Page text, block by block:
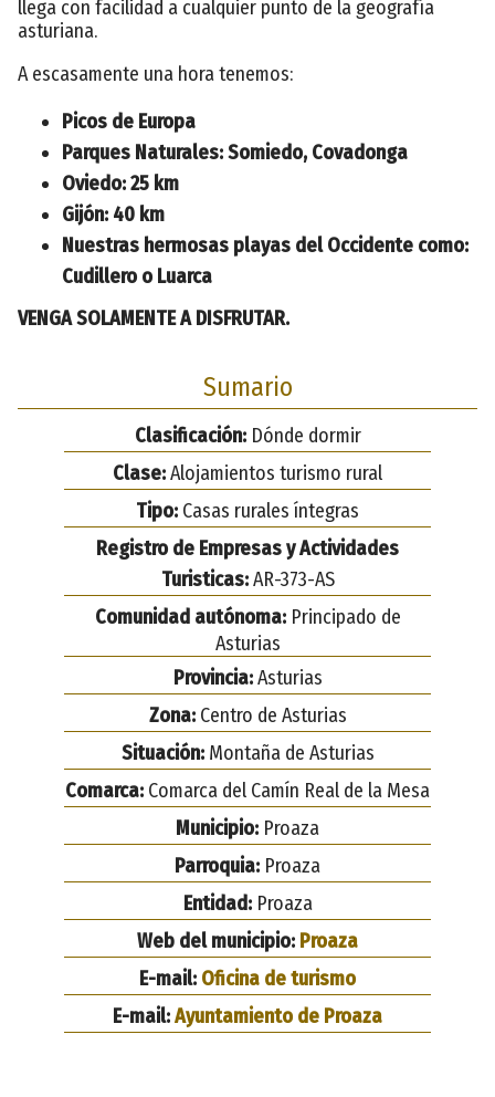
llega con facilidad a cualquier punto de la geografía
asturiana.
A escasamente una hora tenemos:
Picos de Europa
Parques Naturales: Somiedo, Covadonga
Oviedo: 25 km
Gijón: 40 km
Nuestras hermosas playas del Occidente como:
Cudillero o Luarca
VENGA SOLAMENTE A DISFRUTAR.
Sumario
Clasificación:Dónde dormir
Clase:Alojamientos turismo rural
Tipo: Casas rurales íntegras
Registro de Empresas y Actividades
Turisticas:AR-373-AS
Comunidad autónoma:Principado de
Asturias
Provincia:Asturias
Zona:Centro de Asturias
Situación:Montaña de Asturias
Comarca: Comarca del Camín Real de la Mesa
Municipio: Proaza
Parroquia: Proaza
Entidad:Proaza
Web del municipio: Proaza
E-mail: Oficina de turismo
E-mail:Ayuntamiento de Proaza